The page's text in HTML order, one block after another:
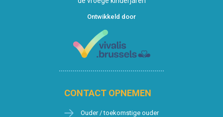
Ontwikkeld door
CONTACT OPNEMEN
Ouder / toekomstige ouder